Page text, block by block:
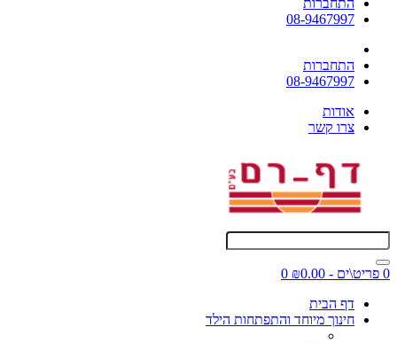
התחברות
08-9467997
התחברות
08-9467997
אודות
צרו קשר
0 פריט\ים - ₪0.00
0
דף הבית
חינוך מיוחד והתפתחות הילד